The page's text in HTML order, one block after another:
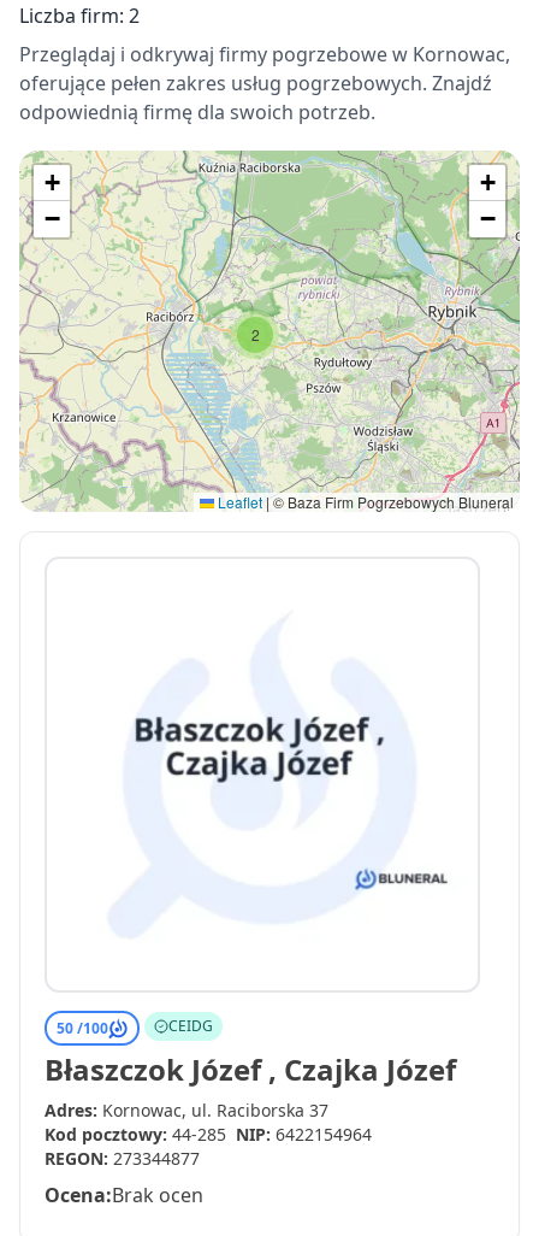
Liczba firm: 2
Przeglądaj i odkrywaj firmy pogrzebowe w Kornowac,
oferujące pełen zakres usług pogrzebowych. Znajdź
odpowiednią firmę dla swoich potrzeb.
2
+
−
+
−
Leaflet|© Baza Firm Pogrzebowych Bluneral
50 /100 CEIDG
Błaszczok Józef , Czajka Józef
Adres: Kornowac, ul. Raciborska 37
Kod pocztowy: 44-285 NIP: 6422154964
REGON: 273344877
Ocena:Brak ocen